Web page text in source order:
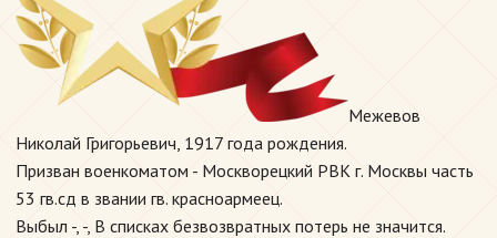
Межевов
Николай Григорьевич, 1917 года рождения.
Призван военкоматом - Москворецкий РВК г. Москвы часть
53 гв.сд в звании гв. красноармеец.
Выбыл -, -, В списках безвозвратных потерь не значится.